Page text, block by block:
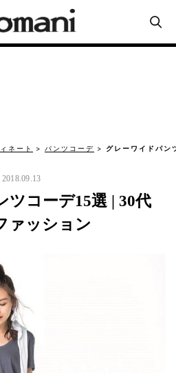
ネート パンツコーデ グレーワイドパ
2018.09.13
ツコーデ15選 | 30代
ァッション